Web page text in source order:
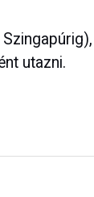
utazni.